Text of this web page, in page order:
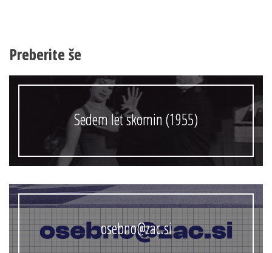
Preberite še
Sedem let skomin (1955)
osebno@zac.si